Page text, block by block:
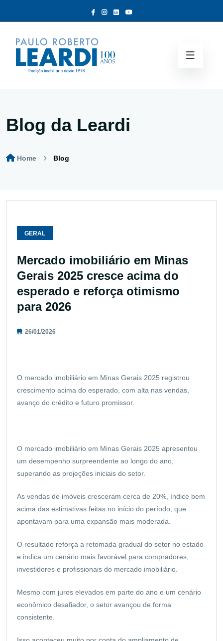
Blog da Leardi
Home Blog
GERAL
Mercado imobiliário em Minas
Gerais 2025 cresce acima do
esperado e reforça otimismo
para 2026
26/01/2026
O mercado imobiliário em Minas Gerais 2025 registrou
crescimento acima do esperado, com alta nas vendas,
avanço do crédito e futuro promissor.
O mercado imobiliário em Minas Gerais 2025 apresentou
um desempenho surpreendente ao longo do ano,
superando as projeções iniciais do setor.
As vendas de imóveis cresceram cerca de 20%, índice bem
acima das estimativas feitas no início do período, que
apontavam para uma expansão mais moderada.
O resultado reforça a retomada gradual do setor no estado
e indica um cenário mais favorável para compradores,
investidores e profissionais do mercado imobiliário.
Mesmo com juros elevados em parte do ano e um cenário
econômico desafiador, o setor avançou de forma
consistente.